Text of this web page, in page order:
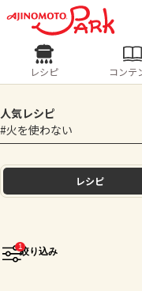
ログイ
ホーム
レシピ
人気の食材・レシ
きゅうり
レシピ コンテ
人気レシピ
#火を使わない
レシピ
1絞り込み